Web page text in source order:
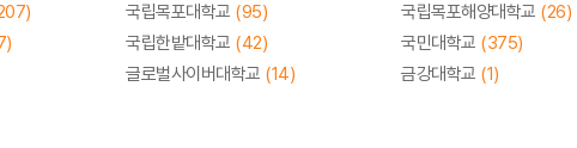
국립목포대학교 (95) 국립목포해양대학교 (26)
국립한밭대학교 (42) 국민대학교 (375)
글로벌사이버대학교 (14) 금강대학교 (1)